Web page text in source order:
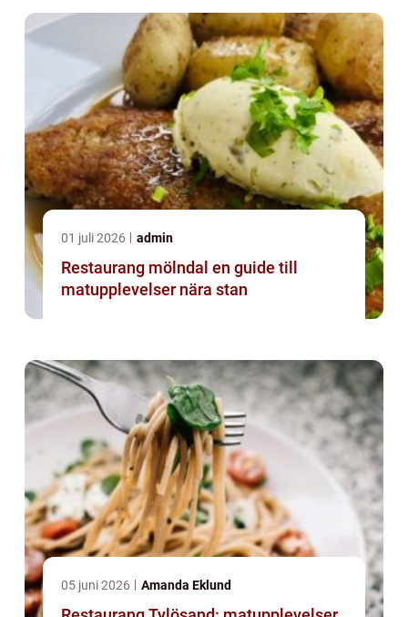
01 juli 2026 admin
Restaurang mölndal en guide till
matupplevelser nära stan
05 juni 2026 Amanda Eklund